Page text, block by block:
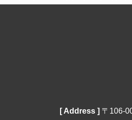
[ Address ]〒